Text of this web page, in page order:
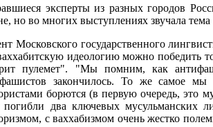
эксперты из разных городов
но во многих выступлениях звучала
Московского государственного
идеологию можно победить
пулемет". "Мы помним, как
закончилось. То же самое
борются (в первую очередь, это
погибли два ключевых мусульманских
с ваххабизмом очень жестко